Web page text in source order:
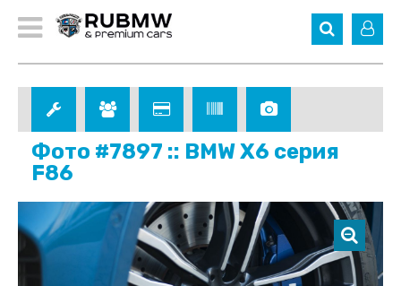
Фото #7897 :: BMW X6 серия
F86